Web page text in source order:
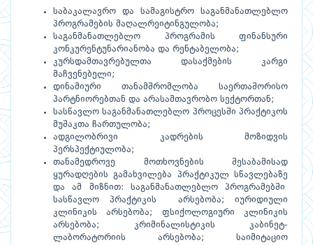
საბაკალავრო და სამაგისტრო საგანმანათლებლო
პროგრამების მაღალრეიტინგულობა;
საგანმანათლებლო პროგრამის ფინანსური
კონკურენტუნარიანობა და რენტაბელობა;
კურსდამთავრებულთა დასაქმების კარგი
მაჩვენებელი;
დინამიური თანამშრომლობა საერთაშორისო
პარტნიორებთან და არასამთავრობო სექტორთან;
სასწავლო საგანმანათლებლო პროცესში პრაქტიკოს
მუშაკთა ჩართულობა;
ადგილობრივი კადრების მოზიდვის
პერსპექტიულობა;
თანამედროვე მოთხოვნების შესაბამისად
ყურადღების გამახვილება პრაქტიკულ სწავლებაზე
და ამ მიზნით: საგანმანათლებლო პროგრამებში
სასწავლო პრაქტიკის არსებობა; იურიდიული
კლინიკის არსებობა; ფსიქოლოგიური კლინიკის
არსებობა; კრიმინალისტიკის კაბინეტ-
ლაბორატორიის არსებობა; საიმიტაციო